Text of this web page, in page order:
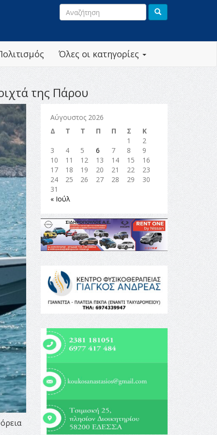
Όλες οι κατηγορίες
της Πάρου
Αύγουστος 2026
Δ
Τ Τ Π Π Σ
Κ
1
2
3
4 5 6 7 8
9
10
11 12 13 14 15
16
17
18 19 20 21 22
23
24
25 26 27 28 29
30
31
« Ιούλ